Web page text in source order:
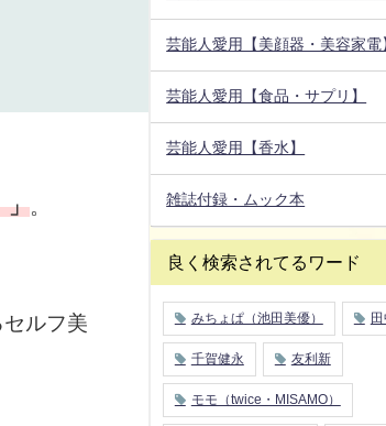
」
ルフ美
芸能人愛用【美顔器・美容家電
芸能人愛用【食品・サプリ】
芸能人愛用【香水】
雑誌付録・ムック本
良く検索されてるワード
みちょぱ（池田美優）
千賀健永 友利新
モモ（twice・MISAMO）